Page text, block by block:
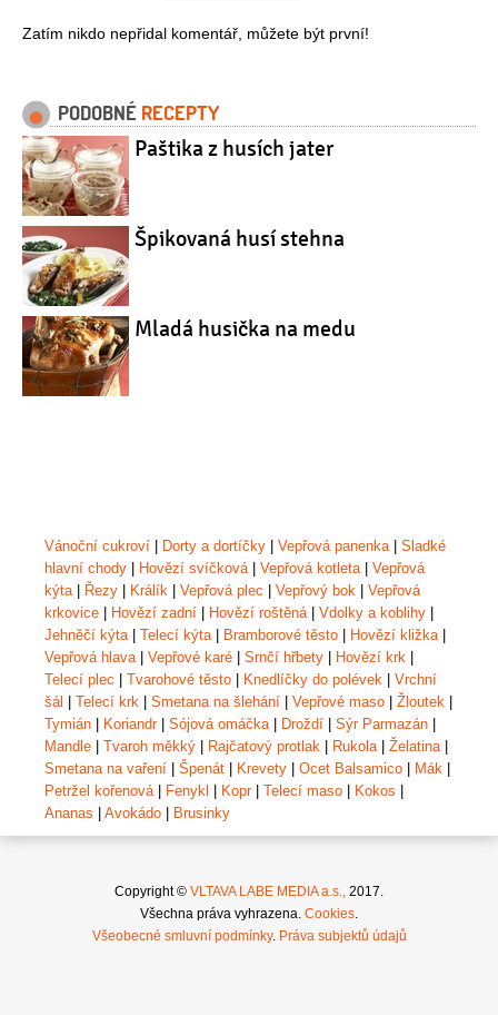
Zatím nikdo nepřidal komentář, můžete být první!
PODOBNÉ RECEPTY
Paštika z husích jater
Špikovaná husí stehna
Mladá husička na medu
Vánoční cukroví Dorty a dortíčky Vepřová panenka| Sladké
hlavní chody
Hovězí svíčková| Vepřová kotleta| Vepřová
kýta| Řezy Králík Vepřová plec Vepřový bok
Vepřová
krkovice
Hovězí zadní Hovězí roštěná| Vdolky a koblihy
Jehněčí kýta| Telecí kýta| Bramborové těsto Hovězí kližka|
Vepřová hlava| Vepřové karé Srnčí hřbety Hovězí krk
Telecí plec
Tvarohové těsto Knedlíčky do polévek
Vrchní
šál
Telecí krk Smetana na šlehání Vepřové maso Žloutek
Tymián
Koriandr| Sójová omáčka| Droždí Sýr Parmazán
Mandle
Tvaroh měkký Rajčatový protlak Rukola| Želatina|
Smetana na vaření
Špenát Krevety Ocet Balsamico Mák
Petržel kořenová| Fenykl Kopr| Telecí maso Kokos
Ananas
Avokádo Brusinky
Copyright © VLTAVA LABE MEDIA a.s., 2017.
Všechna práva vyhrazena. Cookies.
Všeobecné smluvní podmínky. Práva subjektů údajů